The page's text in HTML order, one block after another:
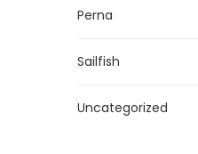
Perna
Sailfish
Uncategorized